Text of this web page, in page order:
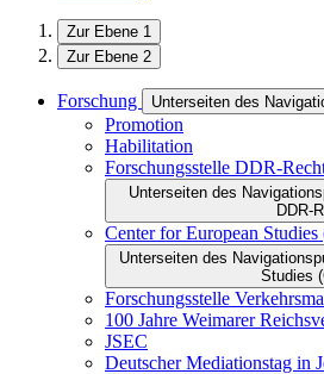
Zur Ebene 1
Zur Ebene 2
Forschung Unterseiten des
Promotion
Habilitation
Forschungsstelle DDR-
Unterseiten des
DDR-
Center for European
Unterseiten des
Studies
Forschungsstelle
100 Jahre Weimarer
JSEC
Deutscher Mediationstag in